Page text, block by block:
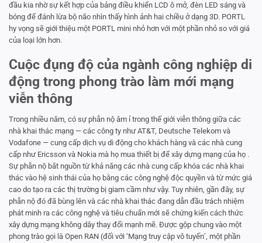
đầu kia nhờ sự kết hợp của bảng điều khiển LCD ô mở, đèn LED sáng và
bóng để đánh lừa bộ não nhìn thấy hình ảnh hai chiều ở dạng 3D. PORTL
hy vọng sẽ giới thiệu một PORTL mini nhỏ hơn với một phần nhỏ so với giá
của loại lớn hơn.
Cuộc đụng độ của ngành công nghiệp di
động trong phong trào làm mới mạng
viễn thông
Trong nhiều năm, có sự phẫn nộ âm ỉ trong thế giới viễn thông giữa các
nhà khai thác mạng — các công ty như AT&T, Deutsche Telekom và
Vodafone — cung cấp dịch vụ di động cho khách hàng và các nhà cung
cấp như Ericsson và Nokia mà họ mua thiết bị để xây dựng mạng của họ .
Sự phẫn nộ bắt nguồn từ khả năng các nhà cung cấp khóa các nhà khai
thác vào hệ sinh thái của họ bằng các công nghệ độc quyền và từ mức giá
cao do tạo ra các thị trường bị giam cầm như vậy. Tuy nhiên, gần đây, sự
phẫn nộ đó đã bùng lên và các nhà khai thác đang dẫn đầu trách nhiệm
phát minh ra các công nghệ và tiêu chuẩn mới sẽ chứng kiến ​​cách thức
xây dựng mạng không dây thay đổi mạnh mẽ. Được gộp chung vào một
phong trào gọi là Open RAN (đối với ‘Mạng truy cập vô tuyến’, một phần